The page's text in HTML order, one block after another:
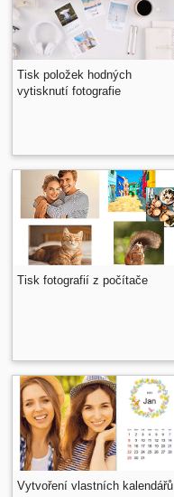
Tisk fotografií z počítače
Tisk položek hodných
vytisknutí fotografie
Vytvoření vlastních kalendářů